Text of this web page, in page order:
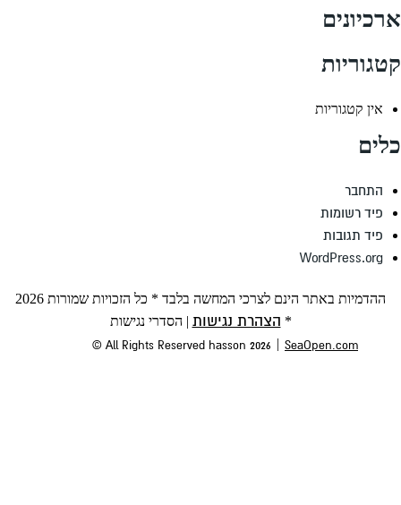
ההדמיות באתר הינם לצרכי המחשה בלבד * כל הזכויות שמורות 2026
הסדרי נגישות
© All Rights Reserved hasson